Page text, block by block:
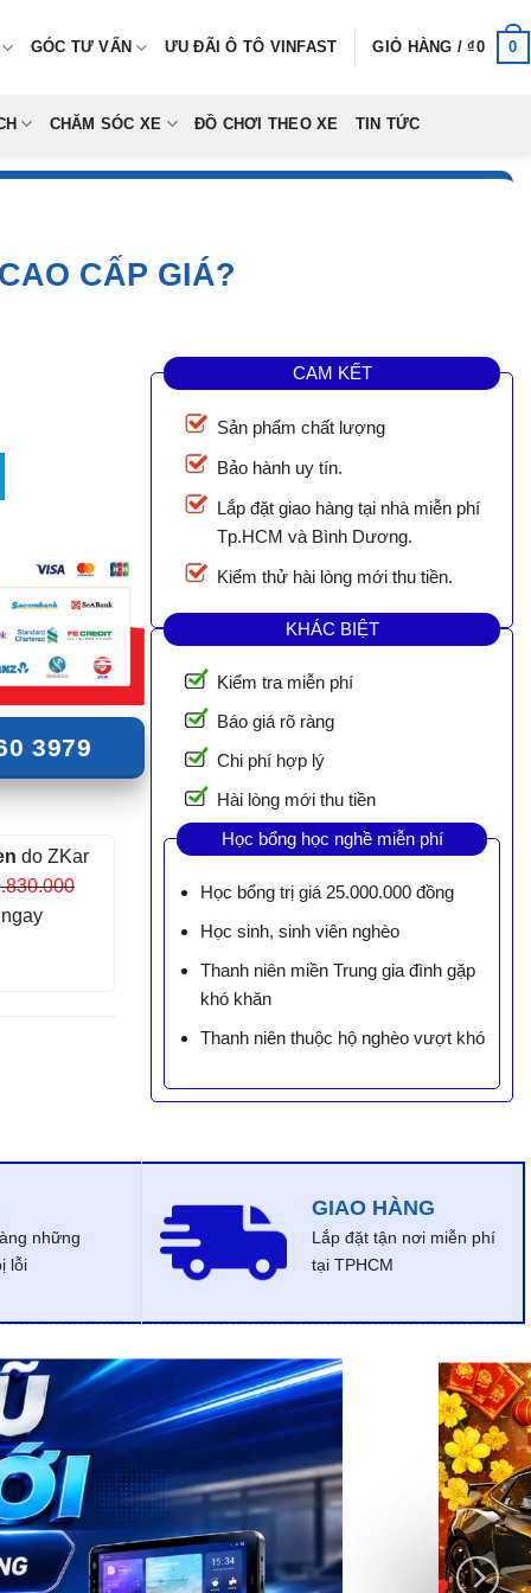
GÓC TƯ VẤN ƯU ĐÃI Ô TÔ VINFAST GIỎ HÀNG /₫0 0
CHĂM SÓC XE ĐỒ CHƠI THEO XE TIN TỨC
CẤP GIÁ?
Giá? số lượng
3979
do ZKar
CAM KẾT
Sản phẩm chất lượng
Bảo hành uy tín.
Lắp đặt giao hàng tại nhà miễn phí
Tp.HCM và Bình Dương.
Kiểm thử hài lòng mới thu tiền.
KHÁC BIỆT
Kiểm tra miễn phí
Báo giá rõ ràng
Chi phí hợp lý
Hài lòng mới thu tiền
Học bổng học nghề miễn phí
Học bổng trị giá 25.000.000 đồng
Học sinh, sinh viên nghèo
Thanh niên miền Trung gia đình gặp
khó khăn
Thanh niên thuộc hộ nghèo vượt khó
những
lỗi
GIAO HÀNG
Lắp đặt tận nơi miễn phí
tại TPHCM